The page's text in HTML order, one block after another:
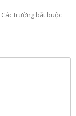
Các trường bắt buộc